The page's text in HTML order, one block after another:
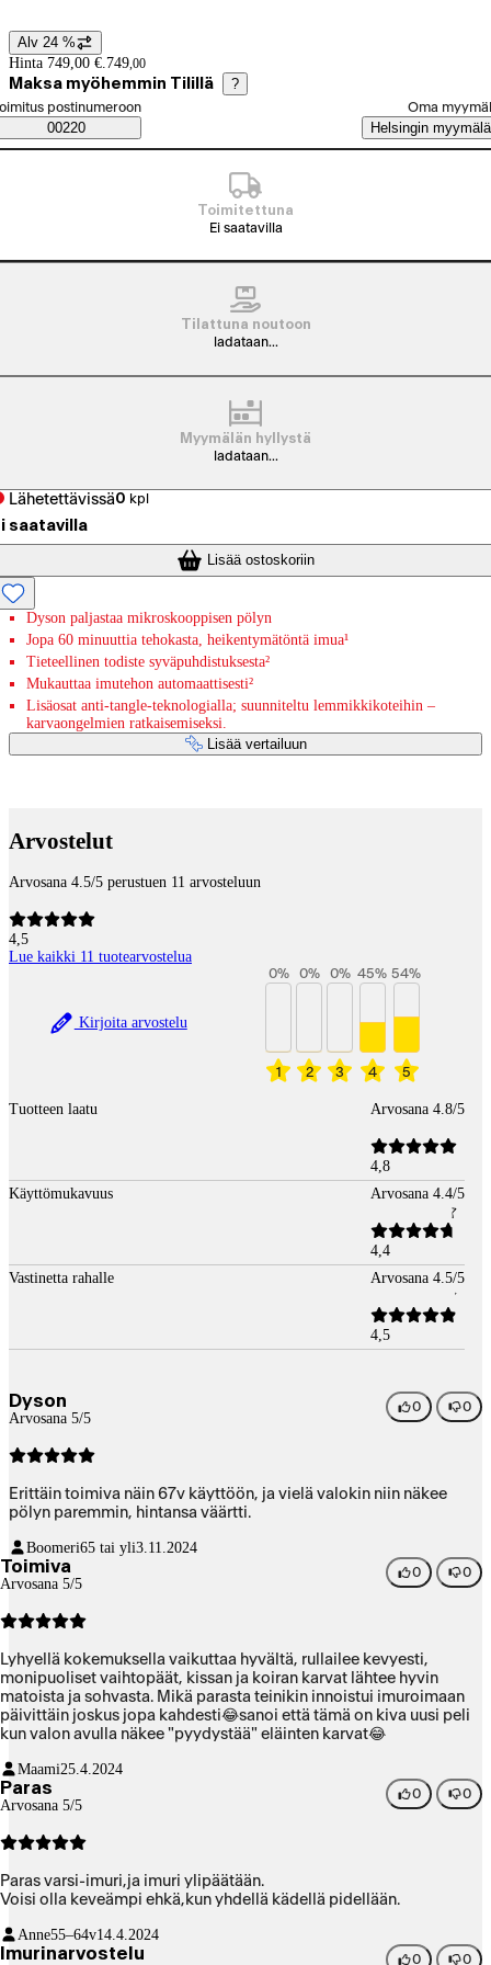
Hintatiedot
Alv 24 %
Hinta 749,00 €. 749,00
Maksa myöhemmin Tilillä ?
Saatavuustiedot
tilaustapa
postinumeroon
00220
Oma
Helsingin myymälä
Toimitettuna
Ei saatavilla
Tilattuna noutoon
ladataan...
Myymälän hyllystä
ladataan...
Lähetettävissä0 kpl
saatavilla
Lisää ostoskoriin
Dyson paljastaa mikroskooppisen pölyn
Jopa 60 minuuttia tehokasta, heikentymätöntä imua¹
Tieteellinen todiste syväpuhdistuksesta²
Mukauttaa imutehon automaattisesti²
Lisäosat anti-tangle-teknologialla; suunniteltu lemmikkikoteihin –
karvaongelmien ratkaisemiseksi.
Lisää vertailuun
Arvostelut
Arvosana 4.5/5 perustuen 11 arvosteluun
4,5
Lue kaikki 11 tuotearvostelua
Kirjoita arvostelu
1
0%
2
0%
3
0%
4
45%
5
54%
Tuotteen laatu Arvosana 4.8/5
4,8
Käyttömukavuus
Arvosana 4.4/5
4,4
Vastinetta rahalle
Arvosana 4.5/5
4,5
Dyson
Arvosana 5/5
0 0
Erittäin toimiva näin 67v käyttöön, ja vielä valokin niin näkee
pölyn paremmin, hintansa väärtti.
Boomeri65 tai yli3.11.2024
Toimiva
Arvosana 5/5
0 0
Lyhyellä kokemuksella vaikuttaa hyvältä, rullailee kevyesti,
monipuoliset vaihtopäät, kissan ja koiran karvat lähtee hyvin
matoista ja sohvasta. Mikä parasta teinikin innoistui imuroimaan
päivittäin joskus jopa kahdesti😂sanoi että tämä on kiva uusi peli
kun valon avulla näkee "pyydystää" eläinten karvat😂
Maami25.4.2024
Paras
Arvosana 5/5
0 0
Paras varsi-imuri,ja imuri ylipäätään.
Voisi olla keveämpi ehkä,kun yhdellä kädellä pidellään.
Anne55–64v14.4.2024
Imurinarvostelu 0 0